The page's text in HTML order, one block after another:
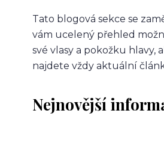
Tato blogová sekce se
vám ucelený přehled
své vlasy a pokožku hlavy,
najdete vždy aktuální
Nejnovější